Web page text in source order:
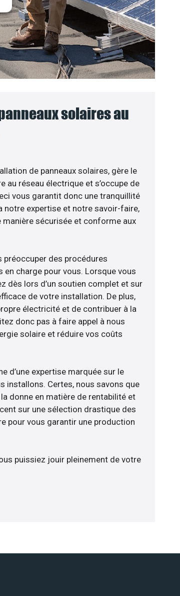
solaires au
de panneaux solaires, gère le
au réseau électrique et s’occupe de
vous garantit donc une tranquillité
notre expertise et notre savoir-faire,
sécurisée et conforme aux
préoccuper des procédures
charge pour vous. Lorsque vous
dès lors d’un soutien complet et sur
de votre installation. De plus,
électricité et de contribuer à la
donc pas à faire appel à nous
solaire et réduire vos coûts
d’une expertise marquée sur le
installons. Certes, nous savons que
donne en matière de rentabilité et
sur une sélection drastique des
pour vous garantir une production
puissiez jouir pleinement de votre